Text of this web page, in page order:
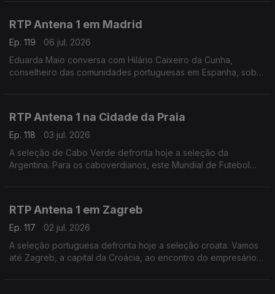
RTP Antena 1 em Madrid
Ep. 119
06 jul. 2026
Eduarda Maio conversa com Hilário Caixeiro da Cunha,
conselheiro das comunidades portuguesas em Espanha, sobre
RTP Antena 1 na Cidade da Praia
Ep. 118
03 jul. 2026
A seleção de Cabo Verde defronta hoje a seleção da
Argentina. Para os caboverdianos, este Mundial de Futebol
RTP Antena 1 em Zagreb
Ep. 117
02 jul. 2026
A seleção portuguesa defronta hoje a seleção croata. Vamos
até Zagreb, a capital da Croácia, ao encontro do empresário